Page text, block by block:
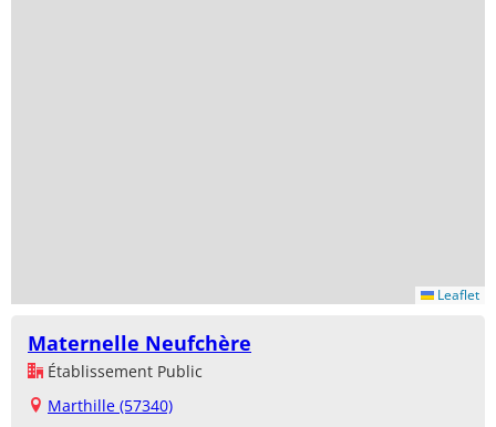
Leaflet
Maternelle Neufchère
Établissement Public
Marthille (57340)